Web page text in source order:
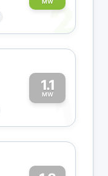
2
1.1
MW1